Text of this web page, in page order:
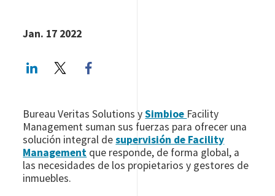
Jan. 17 2022
LinkedInTwitter
Bureau Veritas Solutions ySimbioe Facility
Management suman sus fuerzas para ofrecer una
solución integral desupervisión de Facility
Management que responde, de forma global, a
las necesidades de los propietarios y gestores de
inmuebles.